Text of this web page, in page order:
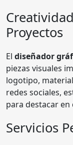
Proyectos
El diseñador
piezas visuales
logotipo,
redes sociales,
para destacar en
Servicios